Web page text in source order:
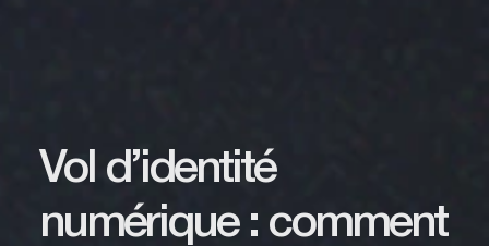
Vol d’identité
numérique : comment